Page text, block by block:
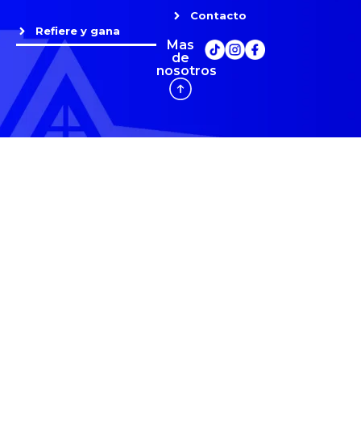
Refiere y gana
Contacto
Mas
de
nosotros